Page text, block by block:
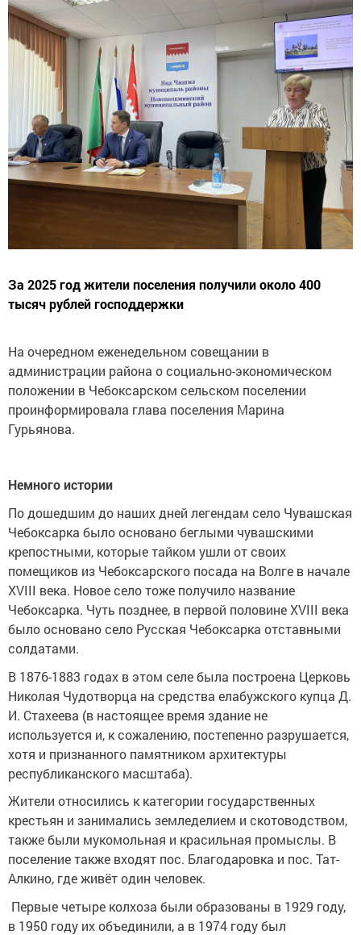
За 2025 год жители поселения получили около 400
тысяч рублей господдержки
На очередном еженедельном совещании в
администрации района о социально-экономическом
положении в Чебоксарском сельском поселении
проинформировала глава поселения Марина
Гурьянова.
Немного истории
По дошедшим до наших дней легендам село Чувашская
Чебоксарка было основано беглыми чувашскими
крепостными, которые тайком ушли от своих
помещиков из Чебоксарского посада на Волге в начале
XVIII века. Новое село тоже получило название
Чебоксарка. Чуть позднее, в первой половине XVIII века
было основано село Русская Чебоксарка отставными
солдатами.
В 1876-1883 годах в этом селе была построена Церковь
Николая Чудотворца на средства елабужского купца Д.
И. Стахеева (в настоящее время здание не
используется и, к сожалению, постепенно разрушается,
хотя и признанного памятником архитектуры
республиканского масштаба).
Жители относились к категории государственных
крестьян и занимались земледелием и скотоводством,
также были мукомольная и красильная промыслы. В
поселение также входят пос. Благодаровка и пос. Тат-
Алкино, где живёт один человек.
Первые четыре колхоза были образованы в 1929 году,
в 1950 году их объединили, а в 1974 году был